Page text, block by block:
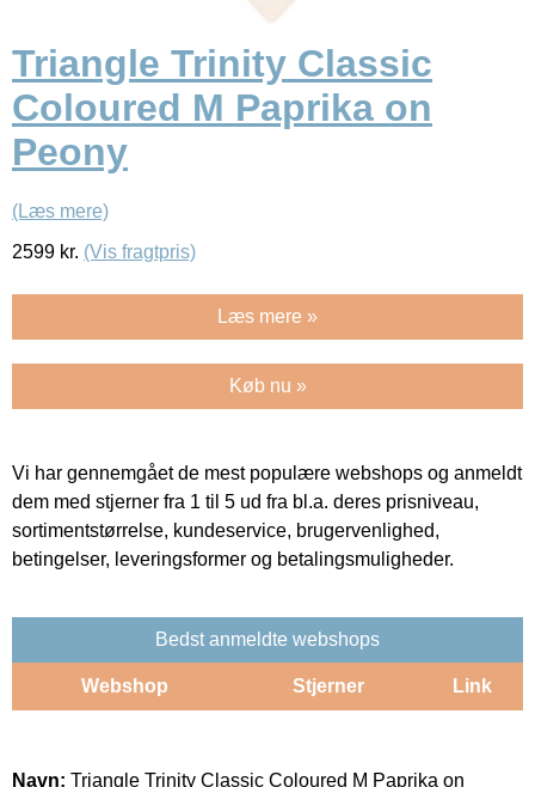
Triangle Trinity Classic
Coloured M Paprika on
Peony
(Læs mere)
2599 kr. (Vis fragtpris)
Læs mere »
Køb nu »
Vi har gennemgået de mest populære webshops og anmeldt
dem med stjerner fra 1 til 5 ud fra bl.a. deres prisniveau,
sortimentstørrelse, kundeservice, brugervenlighed,
betingelser, leveringsformer og betalingsmuligheder.
Bedst anmeldte webshops
Webshop Stjerner Link
Navn: Triangle Trinity Classic Coloured M Paprika on